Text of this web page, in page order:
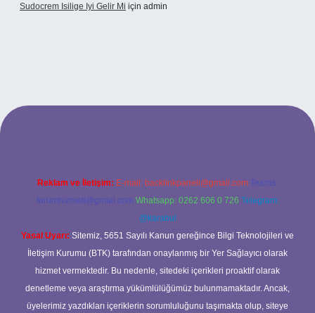
Sudocrem Isilige Iyi Gelir Mi için admin
opera bet giriş
Reklam ve İletişim: E-mail: backlinkpaneli@gmail.com Teams:
forumhizmeti@gmail.com Whatsapp: 0262 606 0 726 Telegram:
@karabul
Yasal Uyarı: Sitemiz, 5651 Sayılı Kanun gereğince Bilgi Teknolojileri ve
İletişim Kurumu (BTK) tarafından onaylanmış bir Yer Sağlayıcı olarak
hizmet vermektedir. Bu nedenle, sitedeki içerikleri proaktif olarak
denetleme veya araştırma yükümlülüğümüz bulunmamaktadır. Ancak,
üyelerimiz yazdıkları içeriklerin sorumluluğunu taşımakta olup, siteye